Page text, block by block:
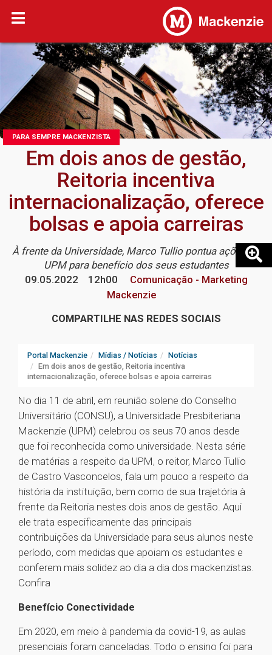
PARA SEMPRE MACKENZISTA
Em dois anos de gestão,
Reitoria incentiva
internacionalização, oferece
bolsas e apoia carreiras
À frente da Universidade, Marco Tullio pontua ações da
UPM para benefício dos seus estudantes
09.05.2022
12h00
Comunicação - Marketing
Mackenzie
COMPARTILHE NAS REDES SOCIAIS
Portal Mackenzie Mídias / Notícias
Notícias
Em dois anos de gestão, Reitoria incentiva
internacionalização, oferece bolsas e apoia carreiras
No dia 11 de abril, em reunião solene do Conselho
Universitário (CONSU), a Universidade Presbiteriana
Mackenzie (UPM) celebrou os seus 70 anos desde
que foi reconhecida como universidade. Nesta série
de matérias a respeito da UPM, o reitor, Marco Tullio
de Castro Vasconcelos, fala um pouco a respeito da
história da instituição, bem como de sua trajetória à
frente da Reitoria nestes dois anos de gestão. Aqui
ele trata especificamente das principais
contribuições da Universidade para seus alunos neste
período, com medidas que apoiam os estudantes e
conferem mais solidez ao dia a dia dos mackenzistas.
Confira
Benefício Conectividade
Em 2020, em meio à pandemia da covid-19, as aulas
presenciais foram canceladas. Todo o ensino foi para